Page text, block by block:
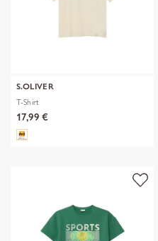
S.OLIVER
T-Shirt
17,99 €